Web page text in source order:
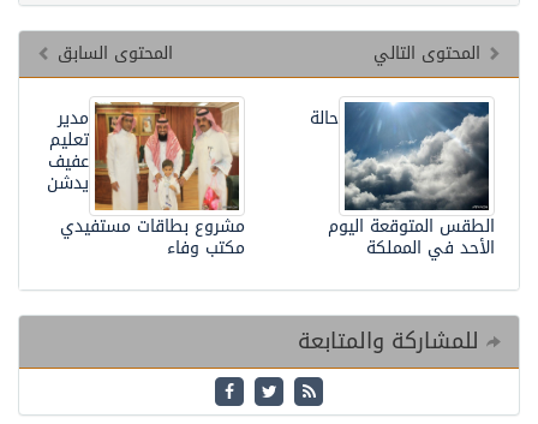
المحتوى السابق
المحتوى التالي
مدير
تعليم
عفيف
يدشن
مشروع بطاقات مستفيدي
مكتب وفاء
حالة
الطقس المتوقعة اليوم
الأحد في المملكة
للمشاركة والمتابعة